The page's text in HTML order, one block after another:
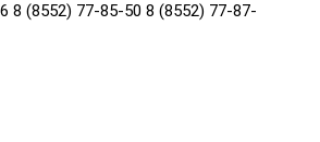
8 (8552) 77-85-50 8 (8552) 77-87-